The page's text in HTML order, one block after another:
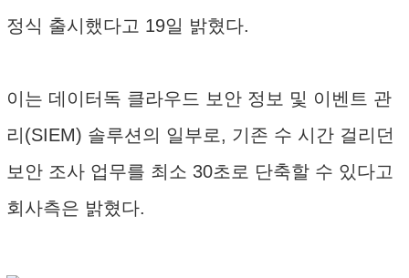
정식 출시했다고 19일 밝혔다.
이는 데이터독 클라우드 보안 정보 및 이벤트 관
리(SIEM) 솔루션의 일부로, 기존 수 시간 걸리던
보안 조사 업무를 최소 30초로 단축할 수 있다고
회사측은 밝혔다.